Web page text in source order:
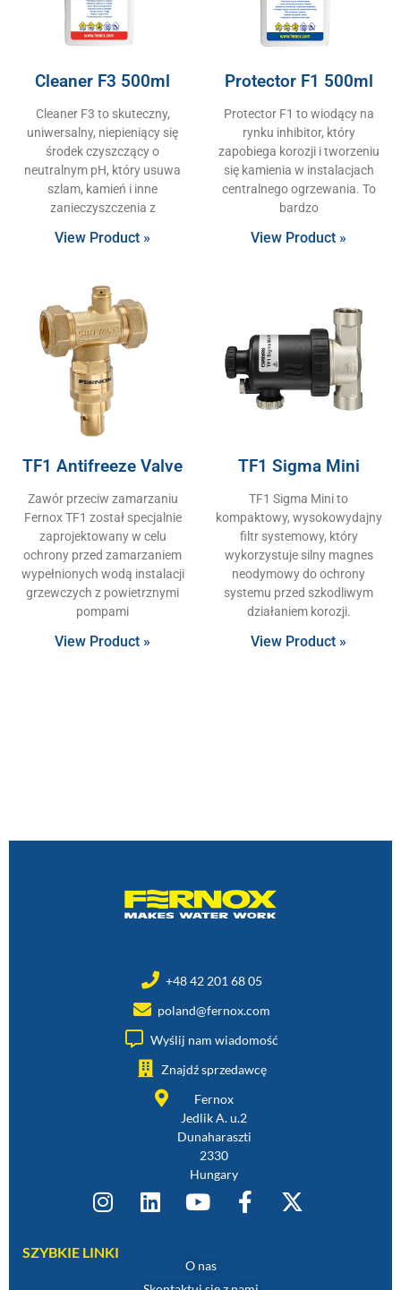
Cleaner F3 500ml
Cleaner F3 to skuteczny,
uniwersalny, niepieniący się
środek czyszczący o
neutralnym pH, który usuwa
szlam, kamień i inne
zanieczyszczenia z
View Product »
Protector F1 500ml
Protector F1 to wiodący na
rynku inhibitor, który
zapobiega korozji i tworzeniu
się kamienia w instalacjach
centralnego ogrzewania. To
bardzo
View Product »
TF1 Antifreeze Valve
Zawór przeciw zamarzaniu
Fernox TF1 został specjalnie
zaprojektowany w celu
ochrony przed zamarzaniem
wypełnionych wodą instalacji
grzewczych z powietrznymi
pompami
View Product »
TF1 Sigma Mini
TF1 Sigma Mini to
kompaktowy, wysokowydajny
filtr systemowy, który
wykorzystuje silny magnes
neodymowy do ochrony
systemu przed szkodliwym
działaniem korozji.
View Product »
+48 42 201 68 05
poland@fernox.com
Wyślij nam wiadomość
Znajdź sprzedawcę
Fernox
Jedlik A. u.2
Dunaharaszti
2330
Hungary
SZYBKIE LINKI
O nas